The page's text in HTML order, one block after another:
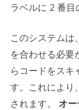
ラベルに 2 番目
このシステムは
を合わせる必要
らコードをスキ
す。これにより
されます。
オー